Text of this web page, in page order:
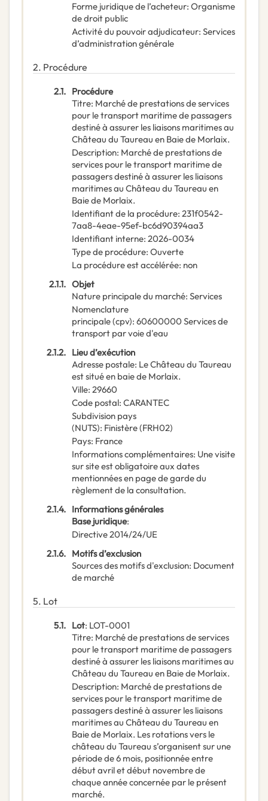
Forme juridique de l’acheteur: Organisme
de droit public
Activité du pouvoir adjudicateur: Services
d’administration générale
2. Procédure
2.1. Procédure
Titre: Marché de prestations de services
pour le transport maritime de passagers
destiné à assurer les liaisons maritimes au
Château du Taureau en Baie de Morlaix.
Description: Marché de prestations de
services pour le transport maritime de
passagers destiné à assurer les liaisons
maritimes au Château du Taureau en
Baie de Morlaix.
Identifiant de la procédure: 231f0542-
7aa8-4eae-95ef-bc6d90394aa3
Identifiant interne: 2026-0034
Type de procédure: Ouverte
La procédure est accélérée: non
2.1.1. Objet
Nature principale du marché: Services
Nomenclature
principale(cpv): 60600000 Services de
transport par voie d'eau
2.1.2. Lieu d’exécution
Adresse postale: Le Château du Taureau
est situé en baie de Morlaix.
Ville: 29660
Code postal: CARANTEC
Subdivision pays
(NUTS): Finistère(FRH02)
Pays: France
Informations complémentaires: Une visite
sur site est obligatoire aux dates
mentionnées en page de garde du
règlement de la consultation.
2.1.4. Informations générales
Base juridique:
Directive 2014/24/UE
2.1.6. Motifs d’exclusion
Sources des motifs d'exclusion: Document
de marché
5. Lot
5.1. Lot: LOT-0001
Titre: Marché de prestations de services
pour le transport maritime de passagers
destiné à assurer les liaisons maritimes au
Château du Taureau en Baie de Morlaix.
Description: Marché de prestations de
services pour le transport maritime de
passagers destiné à assurer les liaisons
maritimes au Château du Taureau en
Baie de Morlaix. Les rotations vers le
château du Taureau s’organisent sur une
période de 6 mois, positionnée entre
début avril et début novembre de
chaque année concernée par le présent
marché.